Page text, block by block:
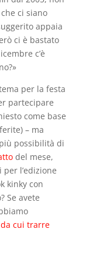
ci siano
appaia
ci è bastato
c’è
per la festa
partecipare
come base
– ma
possibilità di
del mese,
l’edizione
kinky con
Se avete
cui trarre